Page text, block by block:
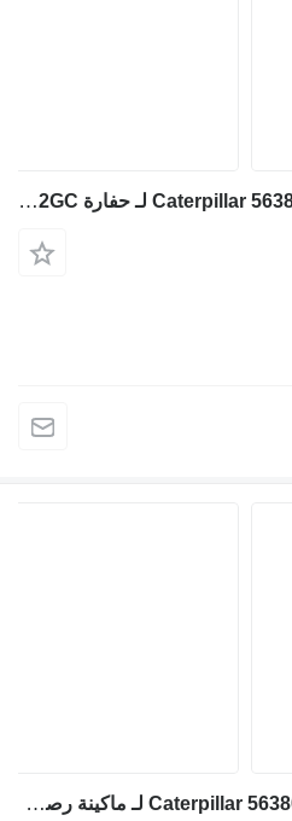
وحدة التحكم Caterpillar 5638071 - 4803535 لـ حفارة Caterpillar 120 770 772 986 D6R 6020 6030 6040 CB13 CB15 CB16 390F 374F 770G 772G 140K 160K 834K 986K 988K 6020B D5R12 313D2 316D2 130GC 950GC 966GC 988GC AP600F AP655F 313D2GC
وحدة التحكم Caterpillar 5638071 - 20R9274 لـ ماكينة رصف الطريق Caterpillar 120 770 772 986 D6R 6020 6030 6040 CB13 CB15 CB16 390F 374F 770G 772G 140K 160K 834K 986K 988K 6020B D5R12 313D2 316D2 130GC 950GC 966GC 988GC AP600F AP655F 313D2GC